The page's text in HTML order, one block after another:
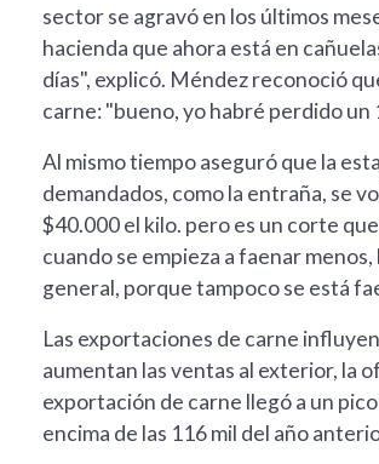
sector se agravó en los últimos
hacienda que ahora está en
días", explicó. Méndez reconoció
carne: "bueno, yo habré perdido un
Al mismo tiempo aseguró que la
demandados, como la entraña, se
$40.000 el kilo. pero es un corte
cuando se empieza a faenar
general, porque tampoco se está
Las exportaciones de carne
aumentan las ventas al exterior, la
exportación de carne llegó a un
encima de las 116 mil del año